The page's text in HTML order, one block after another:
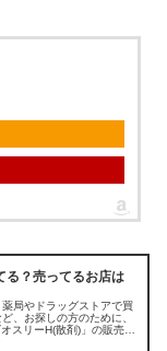
る？売ってるお店は
局やドラッグストアで買
、お探しの方のために、
スリーH(散剤)」の販売店